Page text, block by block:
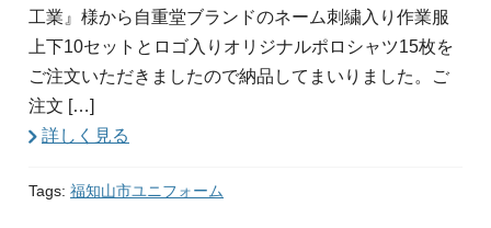
工業』様から自重堂ブランドのネーム刺繍入り作業服
上下10セットとロゴ入りオリジナルポロシャツ15枚を
ご注文いただきましたので納品してまいりました。ご
注文 […]
詳しく見る
Tags: 福知山市ユニフォーム